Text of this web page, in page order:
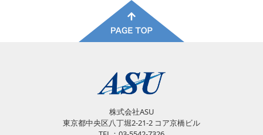
株式会社ASU
東京都中央区八丁堀2-21-2 コア京橋ビル